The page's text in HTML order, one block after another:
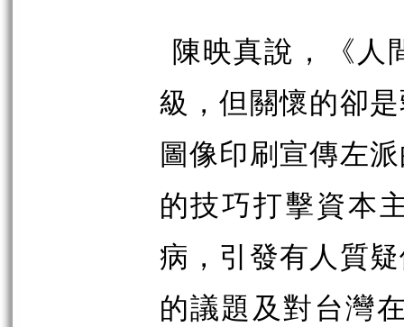
陳映真說，《人
級，但關懷的卻
圖像印刷宣傳左
的技巧打擊資本
病，引發有人質
的議題及對台灣